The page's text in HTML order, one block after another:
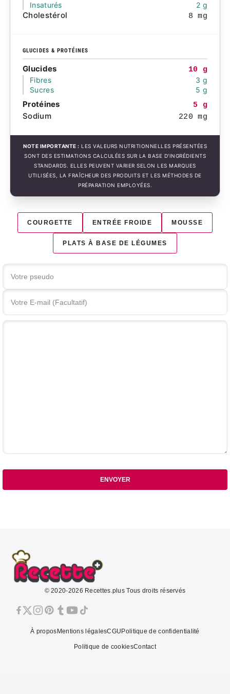
Insaturés
2 g
Cholestérol 8 mg
GLUCIDES & PROTÉINES
Glucides
10 g
Fibres
3 g
Sucres
5 g
Protéines 5 g
Sodium 220 mg
NOTE IMPORTANTE : LES VALEURS NUTRITIONNELLES PRÉSENTÉES
SONT DES ESTIMATIONS CALCULÉES SUR LA BASE D'INGRÉDIENTS
STANDARDS. ELLES PEUVENT VARIER SELON LES MARQUES
UTILISÉES, LA FRAÎCHEUR DES PRODUITS ET LES MÉTHODES DE
PRÉPARATION EMPLOYÉES.
COURGETTE ENTRÉE FROIDE MOUSSE
PLATS À BASE DE LÉGUMES
Votre commentaire
ENVOYER
© 2020-2026 Recettes.plus Tous droits réservés
À propos Mentions légalesCGU Politique de confidentialité
Politique de cookiesContact